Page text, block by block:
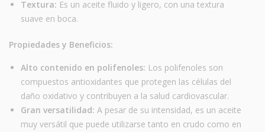
Textura: Es un aceite fluido y ligero, con una textura
suave en boca.
Propiedades y Beneficios:
Alto contenido en polifenoles: Los polifenoles son
compuestos antioxidantes que protegen las células del
daño oxidativo y contribuyen a la salud cardiovascular.
Gran versatilidad: A pesar de su intensidad, es un aceite
muy versátil que puede utilizarse tanto en crudo como en